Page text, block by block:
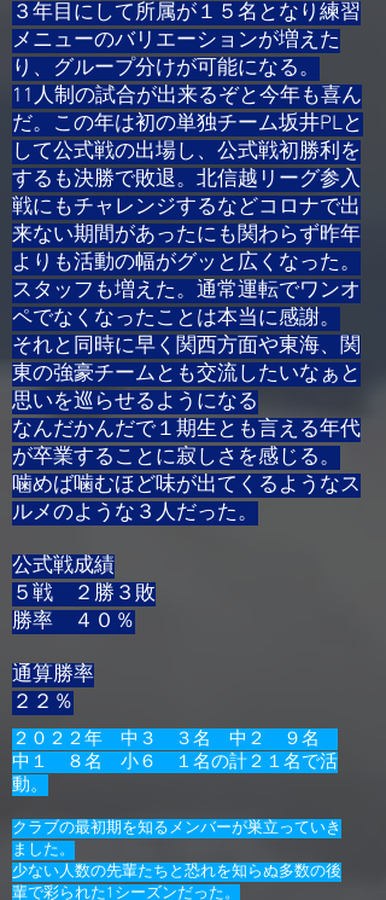
３年目にして所属が１５名となり練習
メニューのバリエーションが増えた
り、グループ分けが可能になる。
​11人制の試合が出来るぞと今年も喜ん
だ。この年は初の単独チーム坂井PLと
して公式戦の出場し、公式戦初勝利を
するも決勝で敗退。北信越リーグ参入
戦にもチャレンジするなどコロナで出
来ない期間があったにも関わらず昨年
よりも活動の幅がグッと広くなった。
​スタッフも増えた。通常運転でワンオ
ペでなくなったことは本当に感謝。
​それと同時に早く関西方面や東海、関
東の強豪チームとも交流したいなぁと
思いを巡らせるようになる
なんだかんだで１期生とも言える年代
が卒業することに寂しさを感じる。
​噛めば噛むほど味が出てくるようなス
ルメのような３人だった。
公式戦成績
５戦 ２勝３敗
勝率 ４０％
通算勝率
​２２％
２０２２年 中３ ３名 中２ ９名
中１ ８名 小６​ １名の計２１名で活
動。
クラブの最初期を知るメンバーが巣立っていき
ました。
少ない人数の先輩たちと恐れを知らぬ多数の後
輩で彩られた1シーズンだった。